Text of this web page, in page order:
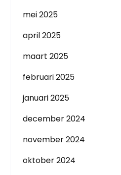
mei 2025
april 2025
maart 2025
februari 2025
januari 2025
december 2024
november 2024
oktober 2024